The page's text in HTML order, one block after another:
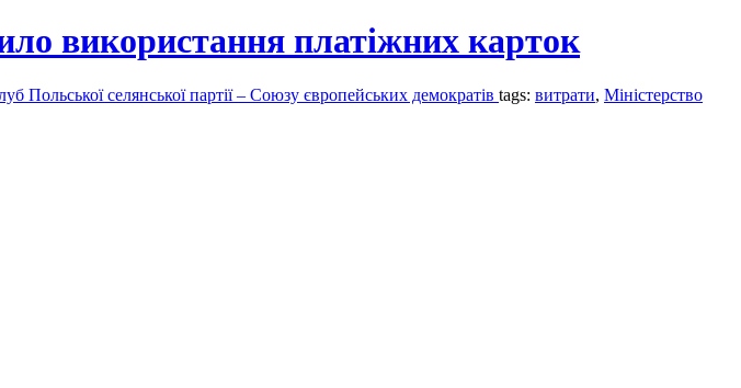
використання платіжних карток
Польської селянської партії – Союзу європейських демократів tags: витрати, Міністерство